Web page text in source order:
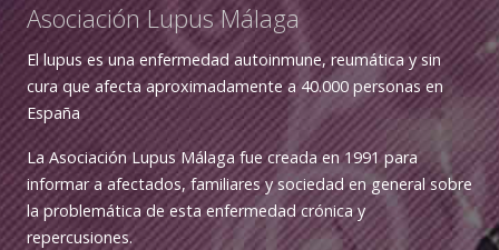
Asociación Lupus Málaga
El lupus es una enfermedad autoinmune, reumática y sin
cura que afecta aproximadamente a 40.000 personas en
España
La Asociación Lupus Málaga fue creada en 1991 para
informar a afectados, familiares y sociedad en general sobre
la problemática de esta enfermedad crónica y
repercusiones.